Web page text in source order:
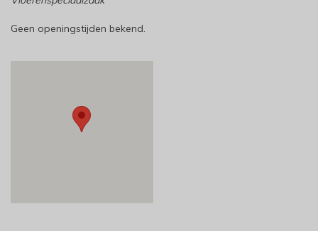
Geen openingstijden bekend.